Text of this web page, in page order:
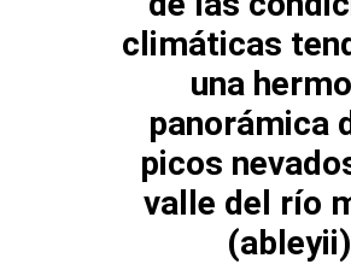
climáticas
una
panorámica
picos
valle del río